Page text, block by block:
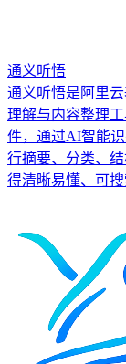
通义听悟
通义听悟是阿里
理解与内容整理
件，通过AI智能
行摘要、分类、
得清晰易懂、可